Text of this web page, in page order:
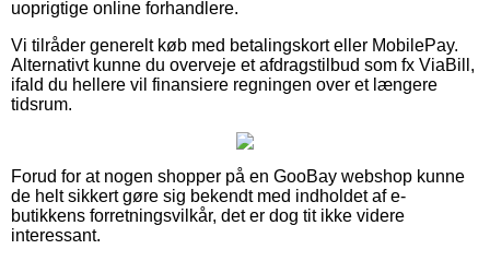
uoprigtige online forhandlere.
Vi tilråder generelt køb med betalingskort eller MobilePay.
Alternativt kunne du overveje et afdragstilbud som fx ViaBill,
ifald du hellere vil finansiere regningen over et længere
tidsrum.
Forud for at nogen shopper på en GooBay webshop kunne
de helt sikkert gøre sig bekendt med indholdet af e-
butikkens forretningsvilkår, det er dog tit ikke videre
interessant.